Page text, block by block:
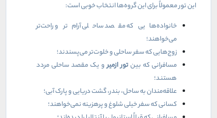
این تور معمولاً برای این گروه‌ها انتخاب خوبی است:
خانواده‌هایی که مقصد ساحلی آرام‌تر و راحت‌تر
می‌خواهند؛
زوج‌هایی که سفر ساحلی و خلوت‌تر می‌پسندند؛
مسافرانی که بینتور ازمیرو یک مقصد ساحلی مردد
هستند؛
علاقه‌مندان به ساحل، بندر، گشت دریایی و پارک آبی؛
کسانی که سفر خیلی شلوغ و پرهزینه نمی‌خواهند؛